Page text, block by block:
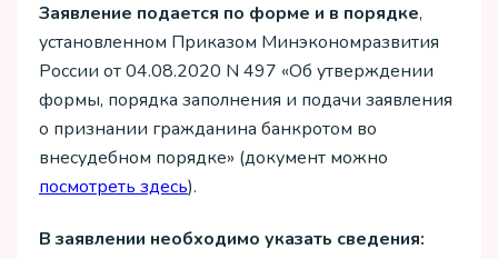
Заявление подается по форме и в порядке,
установленном Приказом Минэкономразвития
России от 04.08.2020 N 497 «Об утверждении
формы, порядка заполнения и подачи заявления
о признании гражданина банкротом во
внесудебном порядке» (документ можно
посмотреть здесь).
В заявлении необходимо указать сведения: